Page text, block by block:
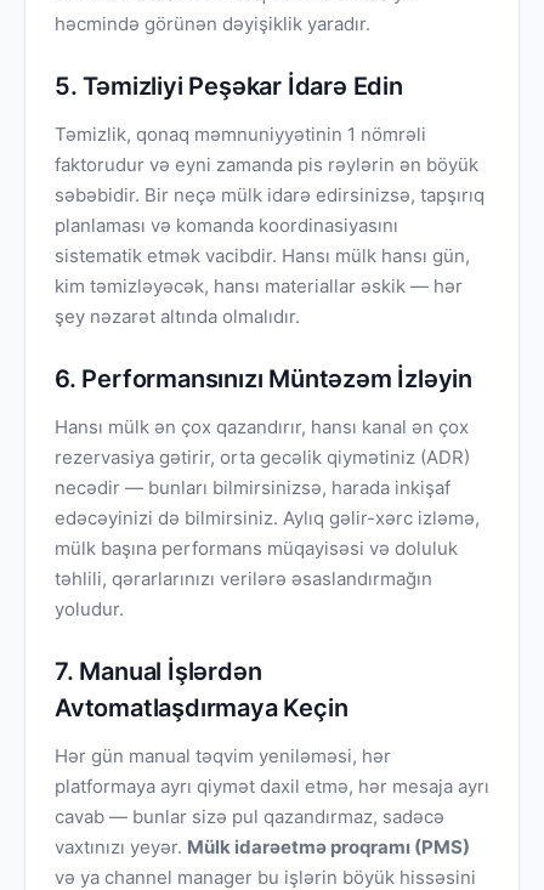
həcmində görünən dəyişiklik yaradır.
5. Təmizliyi Peşəkar İdarə Edin
Təmizlik, qonaq məmnuniyyətinin 1 nömrəli
faktorudur və eyni zamanda pis rəylərin ən böyük
səbəbidir. Bir neçə mülk idarə edirsinizsə, tapşırıq
planlaması və komanda koordinasiyasını
sistematik etmək vacibdir. Hansı mülk hansı gün,
kim təmizləyəcək, hansı materiallar əskik — hər
şey nəzarət altında olmalıdır.
6. Performansınızı Müntəzəm İzləyin
Hansı mülk ən çox qazandırır, hansı kanal ən çox
rezervasiya gətirir, orta gecəlik qiymətiniz (ADR)
necədir — bunları bilmirsinizsə, harada inkişaf
edəcəyinizi də bilmirsiniz. Aylıq gəlir-xərc izləmə,
mülk başına performans müqayisəsi və doluluk
təhlili, qərarlarınızı verilərə əsaslandırmağın
yoludur.
7. Manual İşlərdən
Avtomatlaşdırmaya Keçin
Hər gün manual təqvim yeniləməsi, hər
platformaya ayrı qiymət daxil etmə, hər mesaja ayrı
cavab — bunlar sizə pul qazandırmaz, sadəcə
vaxtınızı yeyər. Mülk idarəetmə proqramı (PMS)
və ya channel manager bu işlərin böyük hissəsini